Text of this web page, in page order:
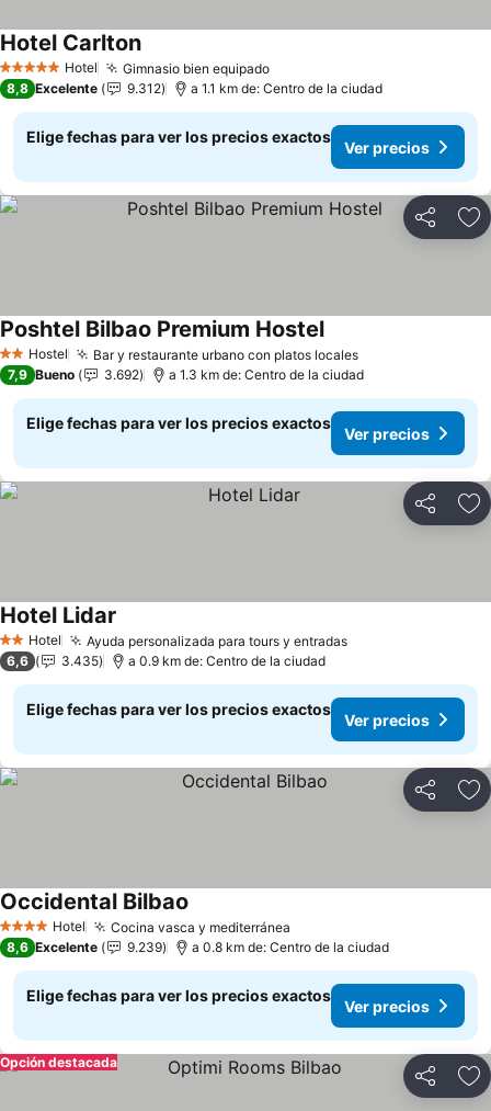
5 Estrellas Hotel Gimnasio bien equipadoVer precios
Hotel CarltonVer precios
8,8 Excelente 9.312 a 1.1 km de: Centro de la ciudad
Elige fechas para ver los precios exactos
Ver precios
Compartir
2 Estrellas
Hostel Bar y restaurante urbano con platos localesVer precios
Poshtel Bilbao Premium HostelVer precios
7,9 Bueno 3.692 a 1.3 km de: Centro de la ciudad
Elige fechas para ver los precios exactos
Ver precios
Compartir
2 Estrellas
Hotel Ayuda personalizada para tours y entradasVer precios
Hotel Lidar
6,6 3.435 a 0.9 km de: Centro de la ciudad
Elige fechas para ver los precios exactos
Ver precios
Compartir
4 EstrellasHotel Cocina vasca y mediterránea
Occidental Bilbao
8,6 Excelente 9.239 a 0.8 km de: Centro de la ciudad
Elige fechas para ver los precios exactos
Ver precios
Compartir
Opción destacada